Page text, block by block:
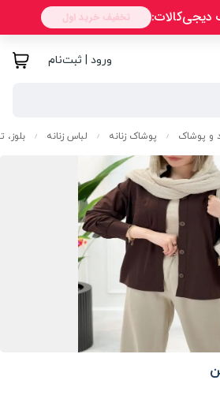
ورود | ثبت‌نام
و پوشاک / پوشاک زنانه / لباس زنانه /